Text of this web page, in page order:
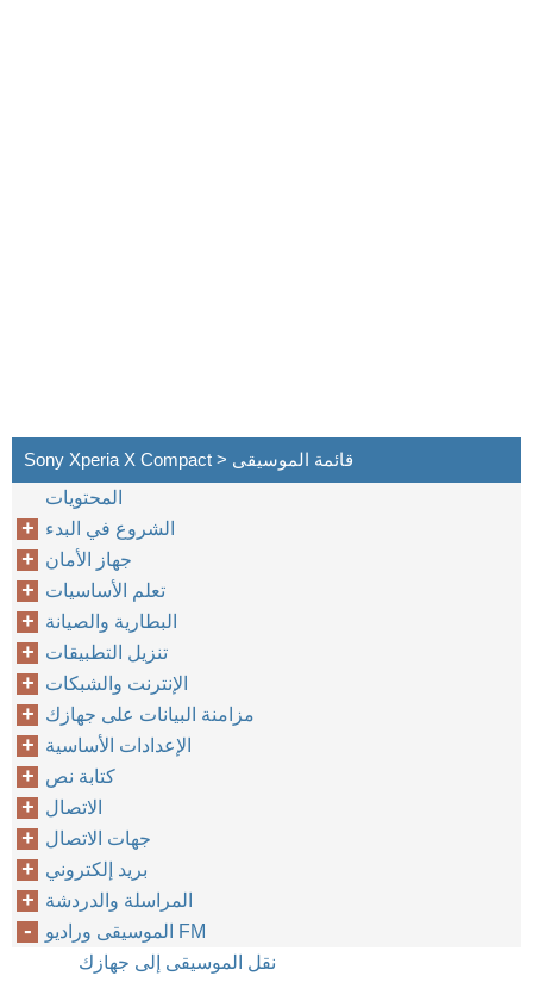
Sony Xperia X Compact > قائمة الموسيقى
المحتويات
الشروع في البدء
جهاز الأمان
تعلم الأساسيات
البطارية والصيانة
تنزيل التطبيقات
الإنترنت والشبكات
مزامنة البيانات على جهازك
الإعدادات الأساسية
كتابة نص
الاتصال
جهات الاتصال
بريد إلكتروني
المراسلة والدردشة
الموسيقى وراديو FM
نقل الموسيقى إلى جهازك